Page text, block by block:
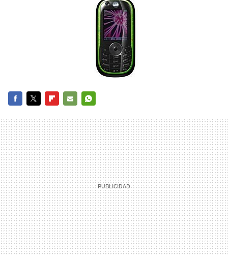
MAIL